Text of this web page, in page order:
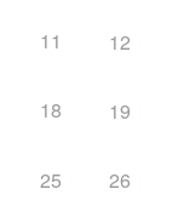
11 12
18 19
25 26